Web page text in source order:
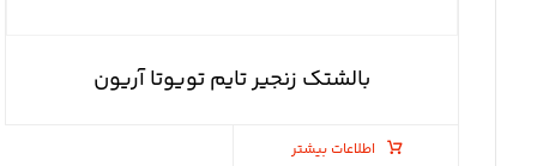
بالشتک زنجیر تایم تویوتا آریون
اطلاعات بیشتر